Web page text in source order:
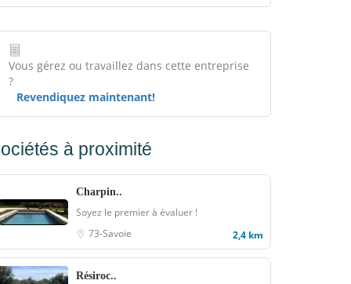
Vous gérez ou travaillez dans cette entreprise
?
Revendiquez maintenant!
à proximité
Charpin..
Soyez le premier à évaluer !
73-Savoie
2,4 km
Résiroc..